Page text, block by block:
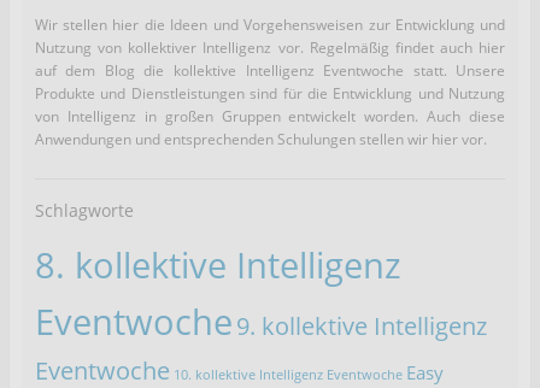
Wir stellen hier die Ideen und Vorgehensweisen zur Entwicklung und
Nutzung von kollektiver Intelligenz vor. Regelmäßig findet auch hier
auf dem Blog die kollektive Intelligenz Eventwoche statt. Unsere
Produkte und Dienstleistungen sind für die Entwicklung und Nutzung
von Intelligenz in großen Gruppen entwickelt worden. Auch diese
Anwendungen und entsprechenden Schulungen stellen wir hier vor.
Schlagworte
8. kollektive Intelligenz
Eventwoche9. kollektive Intelligenz
Eventwoche 10. kollektive Intelligenz Eventwoche Easy